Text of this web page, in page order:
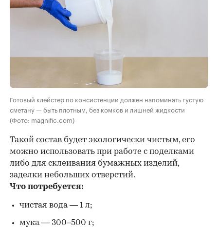
Готовый клейстер по консистенции должен напоминать густую
сметану — быть плотным, без комков и лишней жидкости
(Фото: magnific.com)
Такой состав будет экологически чистым, его
можно использовать при работе с поделками
либо для склеивания бумажных изделий,
заделки небольших отверстий.
Что потребуется:
чистая вода — 1 л;
мука — 300–500 г;